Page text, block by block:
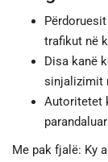
trafikut në
Disa kanë
sinjalizimit
Autoritetet
Me pak fjalë: Ky